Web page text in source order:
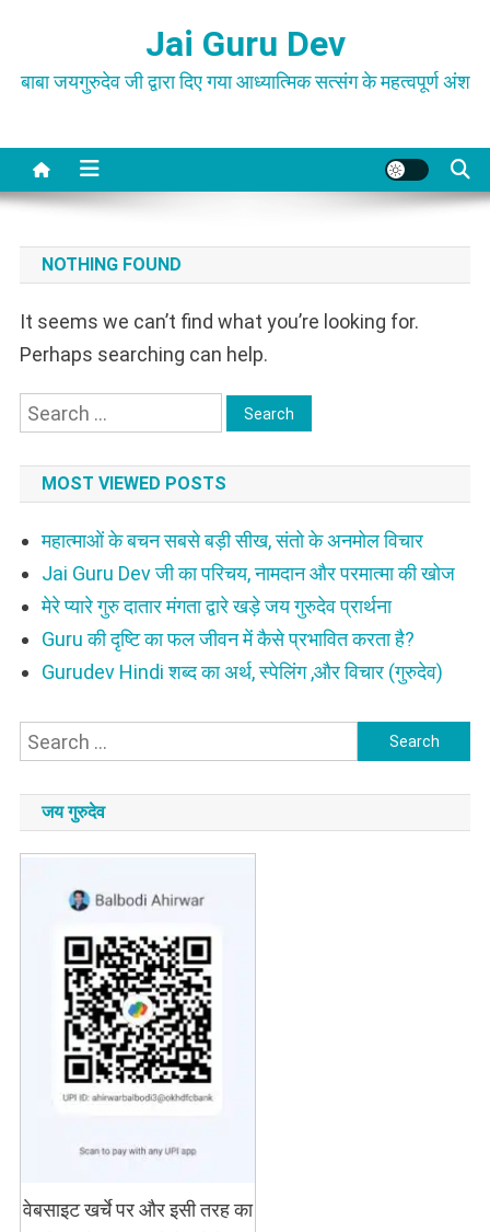
content
Jai Guru Dev
बाबा जयगुरुदेव जी द्वारा दिए गया आध्यात्मिक सत्संग के महत्वपूर्ण अंश
NOTHING FOUND
It seems we can’t find what you’re looking for.
Perhaps searching can help.
Search
MOST VIEWED POSTS
महात्माओं के बचन सबसे बड़ी सीख, संतो के अनमोल विचार
Jai Guru Dev जी का परिचय, नामदान और परमात्मा की खोज
मेरे प्यारे गुरु दातार मंगता द्वारे खड़े जय गुरुदेव प्रार्थना
Guru की दृष्टि का फल जीवन में कैसे प्रभावित करता है?
Gurudev Hindi शब्द का अर्थ, स्पेलिंग ,और विचार (गुरुदेव)
Search
जय गुरुदेव
वेबसाइट खर्चे पर और इसी तरह का